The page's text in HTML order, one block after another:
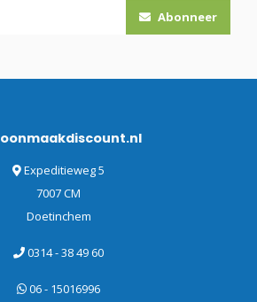
Abonneer
Expeditieweg 5
7007 CM
Doetinchem
0314 - 38 49 60
06 - 15016996